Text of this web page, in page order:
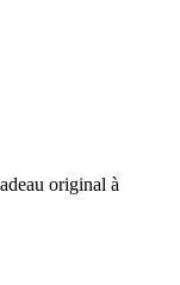
original à